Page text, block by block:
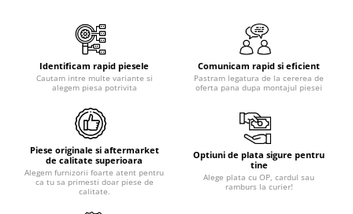
Bobina de pornire
Bobina de oprire
Bobina de acceleratie
Curea alternator - transmisie
Curea distributie
Busoane - dopuri
Ventilatoare
Pompa de ulei
Piese Massey Ferguson
Piese Steyr
Piese New Holland
Piese Takeuchi
Piese Kobelco
Identificam rapid piesele
Cautam intre multe variante si
alegem piesa potrivita
Comunicam rapid si eficient
Pastram legatura de la cererea de
oferta pana dupa montajul piesei
Piese originale si aftermarket
de calitate superioara
Alegem furnizorii foarte atent pentru
ca tu sa primesti doar piese de
calitate.
Optiuni de plata sigure pentru
tine
Alege plata cu OP, cardul sau
ramburs la curier!